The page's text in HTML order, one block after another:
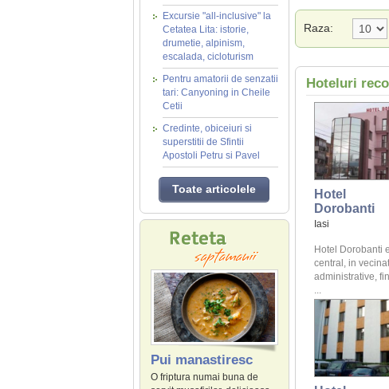
Excursie "all-inclusive" la
Cetatea Lita: istorie,
drumetie, alpinism,
escalada, cicloturism
Pentru amatorii de senzatii
tari: Canyoning in Cheile
Cetii
Credinte, obiceiuri si
superstitii de Sfintii
Apostoli Petru si Pavel
Toate articolele
Pui manastiresc
O friptura numai buna de
Raza:
Hoteluri
Hotel
Dorobanti
Iasi
Hotel Dorobanti
central, in
administrative,
...